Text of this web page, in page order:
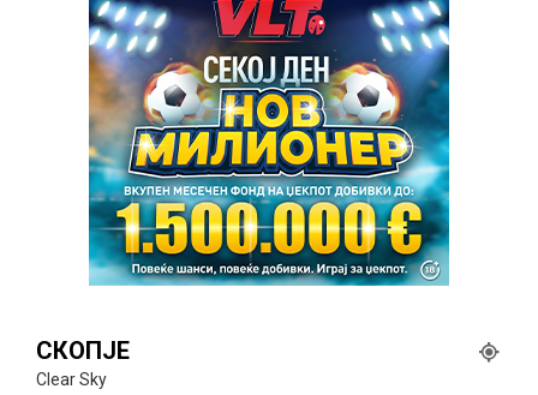
СКОПЈЕ
Clear Sky